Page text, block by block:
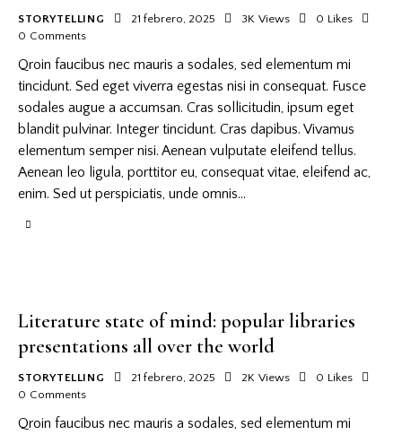
STORYTELLING 21 febrero, 2025 3K Views 0 Likes
0 Comments
Qroin faucibus nec mauris a sodales, sed elementum mi
tincidunt. Sed eget viverra egestas nisi in consequat. Fusce
sodales augue a accumsan. Cras sollicitudin, ipsum eget
blandit pulvinar. Integer tincidunt. Cras dapibus. Vivamus
elementum semper nisi. Aenean vulputate eleifend tellus.
Aenean leo ligula, porttitor eu, consequat vitae, eleifend ac,
enim. Sed ut perspiciatis, unde omnis…
Literature state of mind: popular libraries
presentations all over the world
STORYTELLING 21 febrero, 2025 2K Views 0 Likes
0 Comments
Qroin faucibus nec mauris a sodales, sed elementum mi